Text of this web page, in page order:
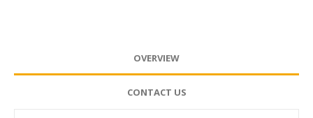
OVERVIEW
CONTACT US